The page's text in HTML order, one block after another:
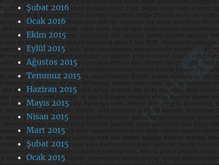
Şubat 2016
Ocak 2016
Ekim 2015
Eylül 2015
Ağustos 2015
Temmuz 2015
Haziran 2015
Mayıs 2015
Nisan 2015
Mart 2015
Şubat 2015
Ocak 2015